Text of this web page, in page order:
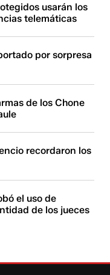
usarán los
telemáticas
por sorpresa
de los Chone
recordaron los
el uso de
de los jueces